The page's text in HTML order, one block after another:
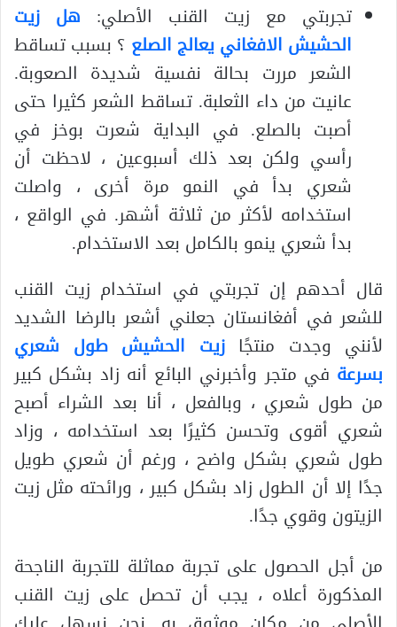
تجربتي مع زيت القنب الأصلي: هل زيت
الحشيش الافغاني يعالج الصلع ؟ بسبب تساقط
الشعر مررت بحالة نفسية شديدة الصعوبة.
عانيت من داء الثعلبة. تساقط الشعر كثيرا حتى
أصبت بالصلع. في البداية شعرت بوخز في
رأسي ولكن بعد ذلك أسبوعين ، لاحظت أن
شعري بدأ في النمو مرة أخرى ، واصلت
استخدامه لأكثر من ثلاثة أشهر. في الواقع ،
بدأ شعري ينمو بالكامل بعد الاستخدام.
قال أحدهم إن تجربتي في استخدام زيت القنب
للشعر في أفغانستان جعلني أشعر بالرضا الشديد
لأنني وجدت منتجًازيت الحشيش طول شعري
بسرعة في متجر وأخبرني البائع أنه زاد بشكل كبير
من طول شعري ، وبالفعل ، أنا بعد الشراء أصبح
شعري أقوى وتحسن كثيرًا بعد استخدامه ، وزاد
طول شعري بشكل واضح ، ورغم أن شعري طويل
جدًا إلا أن الطول زاد بشكل كبير ، ورائحته مثل زيت
الزيتون وقوي جدًا.
من أجل الحصول على تجربة مماثلة للتجربة الناجحة
المذكورة أعلاه ، يجب أن تحصل على زيت القنب